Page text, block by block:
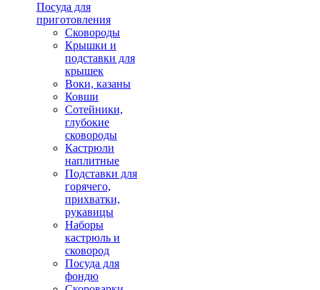
Посуда для
приготовления
Сковороды
Крышки и
подставки для
крышек
Воки, казаны
Ковши
Сотейники,
глубокие
сковороды
Кастрюли
наплитные
Подставки для
горячего,
прихватки,
рукавицы
Наборы
кастрюль и
сковород
Посуда для
фондю